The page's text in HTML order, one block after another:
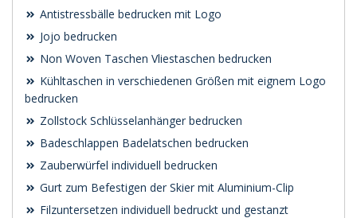
Antistressbälle bedrucken mit Logo
Jojo bedrucken
Non Woven Taschen Vliestaschen bedrucken
Kühltaschen in verschiedenen Größen mit eignem Logo
bedrucken
Zollstock Schlüsselanhänger bedrucken
Badeschlappen Badelatschen bedrucken
Zauberwürfel individuell bedrucken
Gurt zum Befestigen der Skier mit Aluminium-Clip
Filzuntersetzen individuell bedruckt und gestanzt